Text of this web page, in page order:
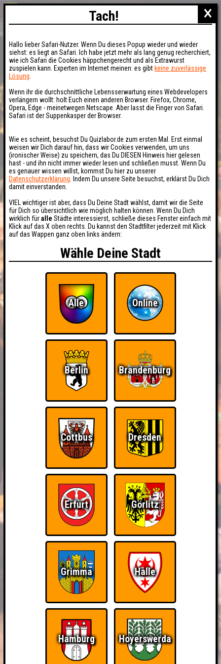
×
Tach!
Hallo lieber Safari-Nutzer. Wenn Du dieses Popup wieder und wieder
siehst: es liegt an Safari. Ich habe jetzt mehr als lang genug recherchiert,
wie ich Safari die Cookies häppchengerecht und als Extrawurst
zuspielen kann. Experten im Internet meinen: es gibt keine zuverlässige
Lösung
Wenn ihr die durchschnittliche Lebensserwartung eines Webdevelopers
verlängern wollt: holt Euch einen anderen Browser. Firefox, Chrome,
Opera, Edge - meinetwegen Netscape. Aber lasst die Finger von Safari.
Safari ist der Suppenkasper der Browser.
Wie es scheint, besuchst Du Quizlabor.de zum ersten Mal. Erst einmal
weisen wir Dich darauf hin, dass wir Cookies verwenden, um uns
(ironischer Weise) zu speichern, das Du DIESEN Hinweis hier gelesen
hast - und ihn nicht immer wieder lesen und schließen musst. Wenn Du
es genauer wissen willst, kommst Du hier zu unserer
Datenschutzerklärung . Indem Du unsere Seite besuchst, erklärst Du Dich
damit einverstanden.
VIEL wichtiger ist aber, dass Du Deine Stadt wählst, damit wir die Seite
für Dich so übersichtlich wie möglich halten können. Wenn Du Dich
wirklich füralle Städte interessierst, schließe dieses Fenster einfach mit
Klick auf das X oben rechts. Du kannst den Stadtfilter jederzeit mit Klick
auf das Wappen ganz oben links ändern:
Wähle Deine Stadt
Alle Online
Berlin Brandenburg
Cottbus Dresden
Erfurt Görlitz
Grimma Halle
Hamburg Hoyerswerda